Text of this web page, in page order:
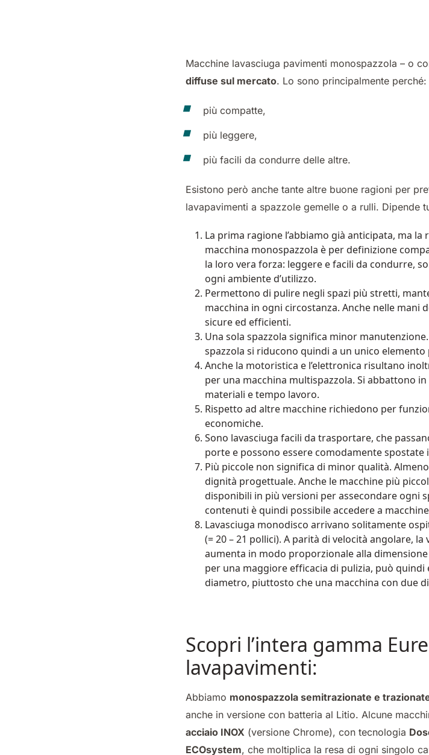
Macchine lavasciuga pavimenti monospazzola – o
diffuse sul mercato. Lo sono principalmente perché:
più compatte,
più leggere,
più facili da condurre delle altre.
Esistono però anche tante altre buone ragioni per
lavapavimenti a spazzole gemelle o a rulli. Dipende
La prima ragione l’abbiamo già anticipata, ma
macchina monospazzola è per definizione
la loro vera forza: leggere e facili da condurre,
ogni ambiente d’utilizzo.
Permettono di pulire negli spazi più stretti,
macchina in ogni circostanza. Anche nelle mani
sicure ed efficienti.
Una sola spazzola significa minor
spazzola si riducono quindi a un unico elemento
Anche la motoristica e l’elettronica risultano
per una macchina multispazzola. Si abbattono
materiali e tempo lavoro.
Rispetto ad altre macchine richiedono per
economiche.
Sono lavasciuga facili da trasportare, che
porte e possono essere comodamente spostate
Più piccole non significa di minor qualità.
dignità progettuale. Anche le macchine più
disponibili in più versioni per assecondare ogni
contenuti è quindi possibile accedere a
Lavasciuga monodisco arrivano solitamente
(= 20 – 21 pollici). A parità di velocità angolare,
aumenta in modo proporzionale alla
per una maggiore efficacia di pulizia, può
diametro, piuttosto che una macchina con due
Scopri l’intera gamma
lavapavimenti:
Abbiamo monospazzola semitrazionate e
anche in versione con batteria al Litio. Alcune
acciaio INOX (versione Chrome), con tecnologia
ECOsystem, che moltiplica la resa di ogni singolo